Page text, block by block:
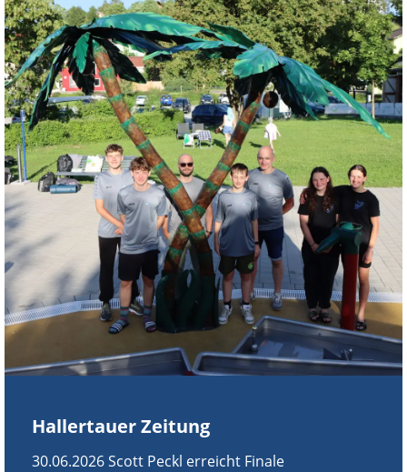
Hallertauer Zeitung
30.06.2026 Scott Peckl erreicht Finale